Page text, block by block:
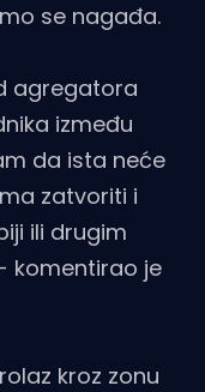
se nagađa.
agregatora
između
da ista neće
zatvoriti i
ili drugim
komentirao je
kroz zonu